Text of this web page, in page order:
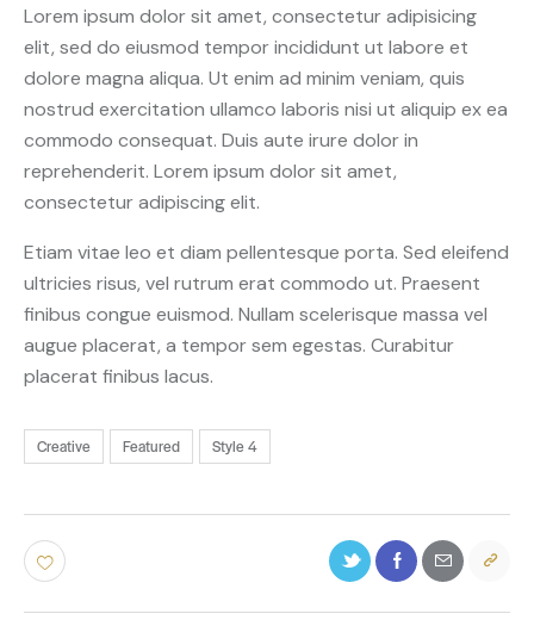
Lorem ipsum dolor sit amet, consectetur adipisicing
elit, sed do eiusmod tempor incididunt ut labore et
dolore magna aliqua. Ut enim ad minim veniam, quis
nostrud exercitation ullamco laboris nisi ut aliquip ex ea
commodo consequat. Duis aute irure dolor in
reprehenderit. Lorem ipsum dolor sit amet,
consectetur adipiscing elit.
Etiam vitae leo et diam pellentesque porta. Sed eleifend
ultricies risus, vel rutrum erat commodo ut. Praesent
finibus congue euismod. Nullam scelerisque massa vel
augue placerat, a tempor sem egestas. Curabitur
placerat finibus lacus.
Creative Featured Style 4